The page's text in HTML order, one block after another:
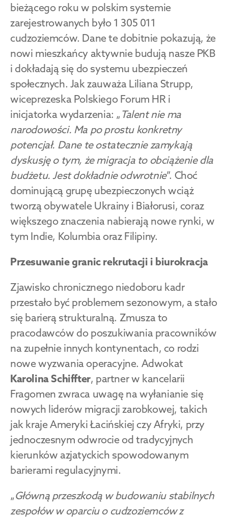
bieżącego roku w polskim systemie
zarejestrowanych było 1 305 011
cudzoziemców. Dane te dobitnie pokazują, że
nowi mieszkańcy aktywnie budują nasze PKB
i dokładają się do systemu ubezpieczeń
społecznych. Jak zauważa Liliana Strupp,
wiceprezeska Polskiego Forum HR i
inicjatorka wydarzenia: „Talent nie ma
narodowości. Ma po prostu konkretny
potencjał. Dane te ostatecznie zamykają
dyskusję o tym, że migracja to obciążenie dla
budżetu. Jest dokładnie odwrotnie”. Choć
dominującą grupę ubezpieczonych wciąż
tworzą obywatele Ukrainy i Białorusi, coraz
większego znaczenia nabierają nowe rynki, w
tym Indie, Kolumbia oraz Filipiny.
Przesuwanie granic rekrutacji i biurokracja
Zjawisko chronicznego niedoboru kadr
przestało być problemem sezonowym, a stało
się barierą strukturalną. Zmusza to
pracodawców do poszukiwania pracowników
na zupełnie innych kontynentach, co rodzi
Karolina Schiffter, partner w kancelarii
Fragomen zwraca uwagę na wyłanianie się
nowych liderów migracji zarobkowej, takich
jak kraje Ameryki Łacińskiej czy Afryki, przy
jednoczesnym odwrocie od tradycyjnych
kierunków azjatyckich spowodowanym
barierami regulacyjnymi.
„Główną przeszkodą w budowaniu stabilnych
zespołów w oparciu o cudzoziemców z